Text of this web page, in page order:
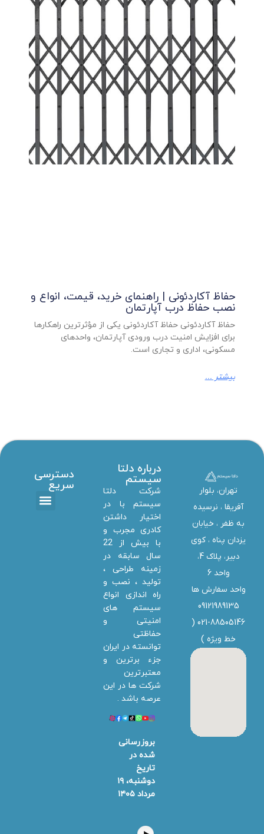
حفاظ آکاردئونی | راهنمای خرید، قیمت، انواع و
نصب حفاظ درب آپارتمان
حفاظ آکاردئونی حفاظ آکاردئونی یکی از مؤثرترین راهکارها
برای افزایش امنیت درب ورودی آپارتمان، واحدهای
مسکونی، اداری و تجاری است.
بیشتر ...
تهران، بلوار
آفریقا ، نرسیده
به ظفر ،‌ خیابان
یزدان پناه ، کوی
دبیر، پلاک 4،
واحد 6
واحد سفارش ها
09121989135
021-88505146 (
خط ویژه )
درباره دلتا
سیستم
شرکت دلتا
سیستم با در
اختیار داشتن
کادری مجرب و
با بیش از 22
سال سابقه در
زمینه طراحی ،
تولید ، نصب و
راه اندازی انواع
سیستم های
امنیتی و
حفاظتی
توانسته در ایران
جزء برترین و
معتبرترین
شرکت ها در این
عرصه باشد .
بروزرسانی
شده در
تاریخ
دوشنبه، ۱۹
مرداد ۱۴۰۵
دسترسی
سریع